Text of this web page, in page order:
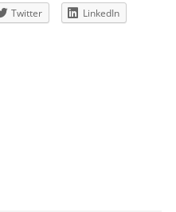
Twitter
LinkedIn